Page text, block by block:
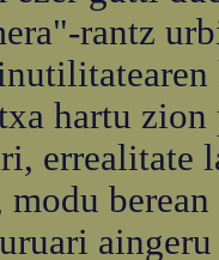
rantz
hartu
errealitate